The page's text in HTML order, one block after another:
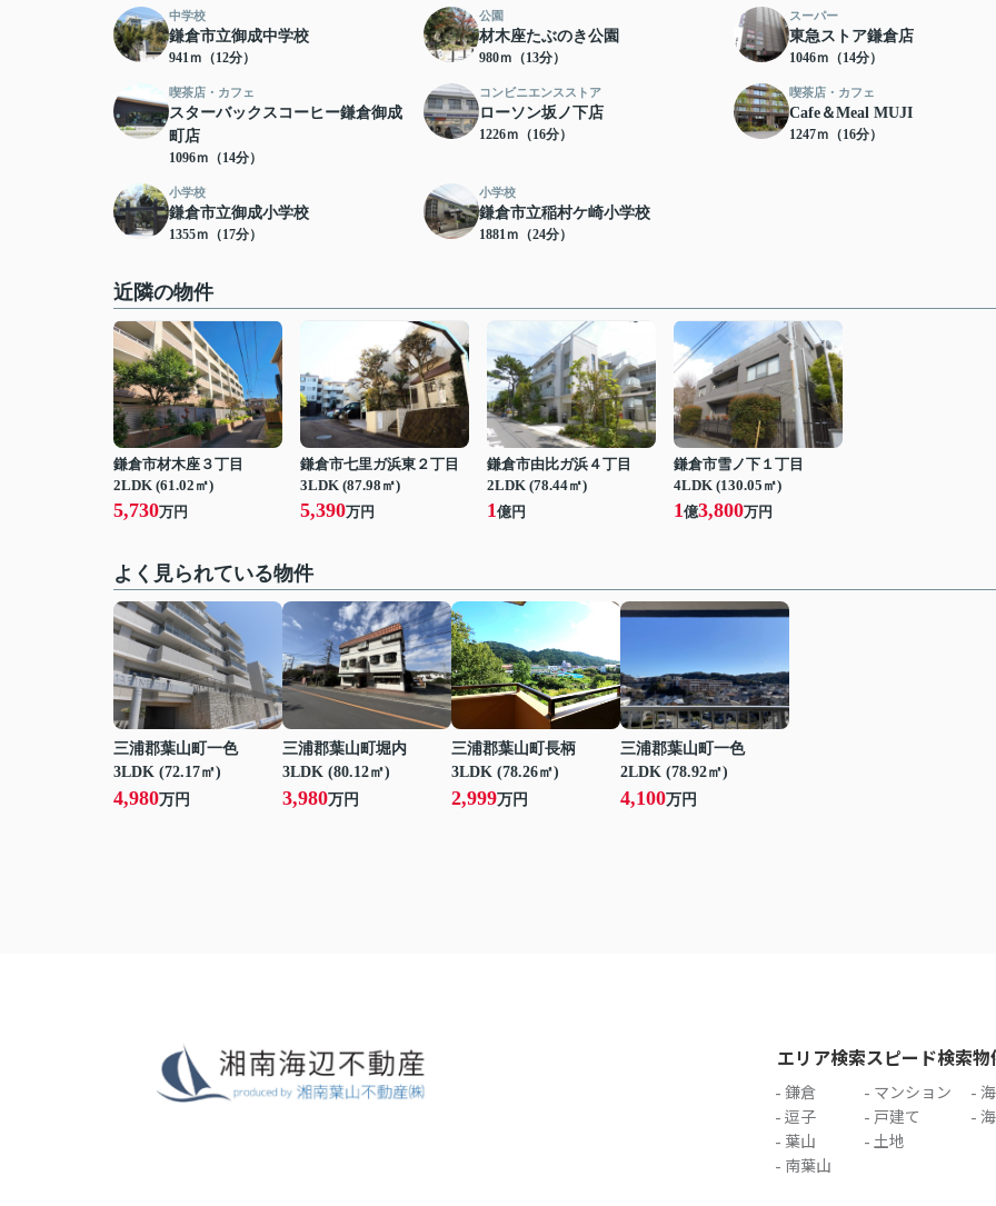
中学校
鎌倉市立御成中学校
941ｍ（12分）
公園
材木座たぶのき公園
980ｍ（13分）
スーパー
東急ストア鎌倉店
1046ｍ（14分）
喫茶店・カフェ
スターバックスコーヒー鎌倉御成
町店
1096ｍ（14分）
コンビニエンスストア
ローソン坂ノ下店
1226ｍ（16分）
喫茶店・カフェ
Cafe＆Meal MUJI
1247ｍ（16分）
小学校
鎌倉市立御成小学校
1355ｍ（17分）
小学校
鎌倉市立稲村ケ崎小学校
1881ｍ（24分）
近隣の物件
鎌倉市材木座３丁目
2LDK (61.02㎡)
5,730万円
鎌倉市七里ガ浜東２丁目
3LDK (87.98㎡)
5,390万円
鎌倉市由比ガ浜４丁目
2LDK (78.44㎡)
1億円
鎌倉市雪ノ下１丁目
4LDK (130.05㎡)
1億3,800万円
よく見られている物件
三浦郡葉山町一色
3LDK (72.17㎡)
4,980万円
三浦郡葉山町堀内
3LDK (80.12㎡)
3,980万円
三浦郡葉山町長柄
3LDK (78.26㎡)
2,999万円
三浦郡葉山町一色
2LDK (78.92㎡)
4,100万円
エリア検索
鎌倉
逗子
葉山
南葉山
スピード検索
マンション
戸建て
土地
物